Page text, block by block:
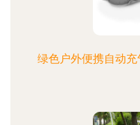
绿色户外便携自动